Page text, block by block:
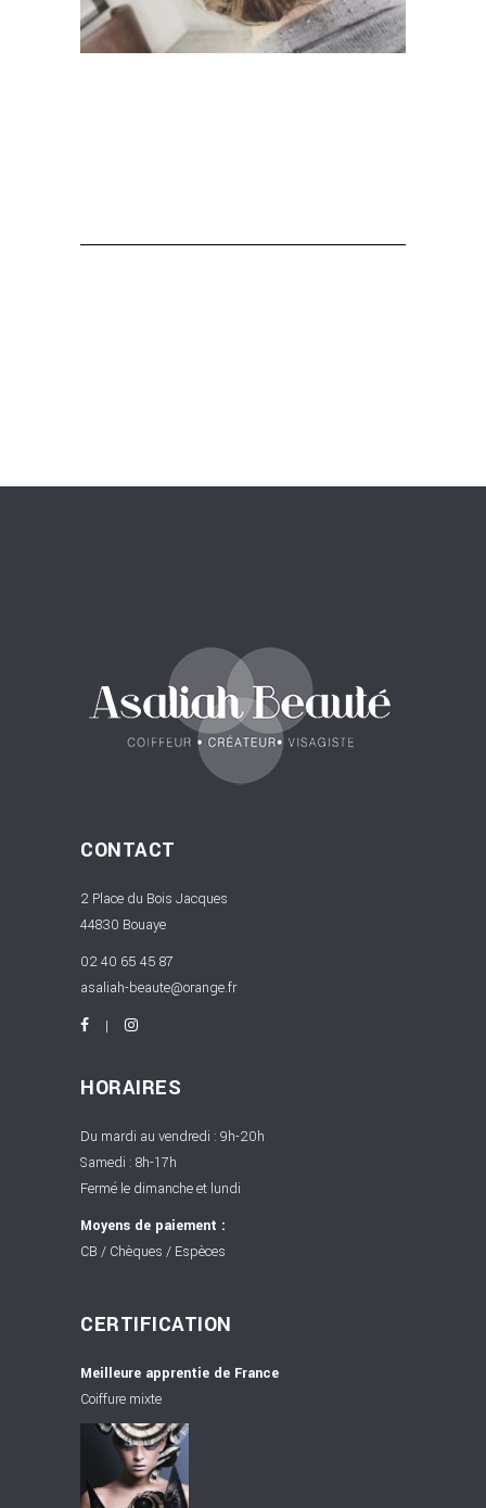
CONTACT
2 Place du Bois Jacques
44830 Bouaye
02 40 65 45 87
asaliah-beaute@orange.fr
HORAIRES
Du mardi au vendredi : 9h-20h
Samedi : 8h-17h
Fermé le dimanche et lundi
Moyens de paiement :
CB / Chèques / Espèces
CERTIFICATION
Meilleure apprentie de France
Coiffure mixte